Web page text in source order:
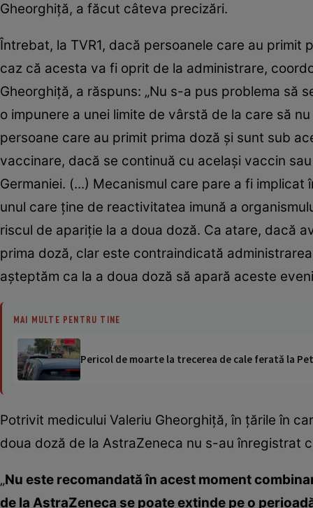
Gheorghiţă, a făcut câteva precizări.
Întrebat, la TVR1, dacă persoanele care au
caz că acesta va fi oprit de la administrare,
Gheorghiţă, a răspuns: „Nu s-a pus problema să
o impunere a unei limite de vârstă de la care să
persoane care au primit prima doză şi sunt sub
vaccinare, dacă se continuă cu acelaşi vaccin
Germaniei. (...) Mecanismul care pare a fi
unul care ţine de reactivitatea imună a
riscul de apariţie la a doua doză. Ca atare, dacă
prima doză, clar este contraindicată
aşteptăm ca la a doua doză să apară aceste
MAI MULTE PENTRU TINE
Pericol de moarte la trecerea de cale ferată la
Potrivit medicului Valeriu Gheorghiţă, în ţările în
doua doză de la AstraZeneca nu s-au înregistrat
„Nu este recomandată în acest moment
de la AstraZeneca se poate extinde pe o